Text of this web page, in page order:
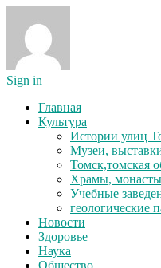
Sign in
Главная
Культура
Истории улиц
Музеи,
Томск,томская
Храмы,
Учебные
геологические
Новости
Здоровье
Наука
Общество